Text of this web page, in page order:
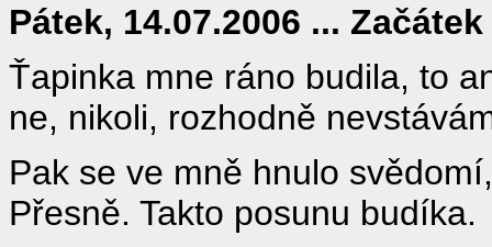
Pátek, 14.07.2006 ...
Ťapinka mne ráno budila, to
ne, nikoli, rozhodně
Pak se ve mně hnulo
Přesně. Takto posunu budíka.